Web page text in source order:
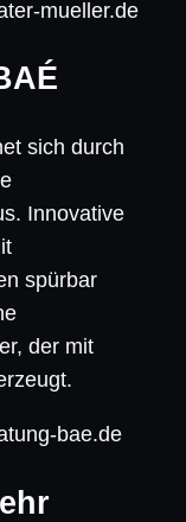
mueller.de
sich durch
Innovative
spürbar
der mit
bae.de